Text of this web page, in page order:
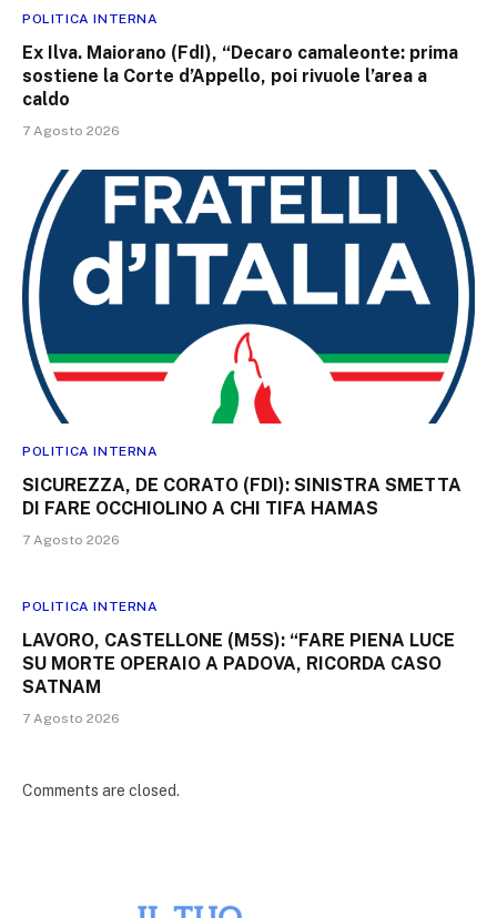
POLITICA INTERNA
Ex Ilva. Maiorano (FdI), “Decaro camaleonte: prima
sostiene la Corte d’Appello, poi rivuole l’area a
caldo
7 Agosto 2026
POLITICA INTERNA
SICUREZZA, DE CORATO (FDI): SINISTRA SMETTA
DI FARE OCCHIOLINO A CHI TIFA HAMAS
7 Agosto 2026
POLITICA INTERNA
LAVORO, CASTELLONE (M5S): “FARE PIENA LUCE
SU MORTE OPERAIO A PADOVA, RICORDA CASO
SATNAM
7 Agosto 2026
Comments are closed.